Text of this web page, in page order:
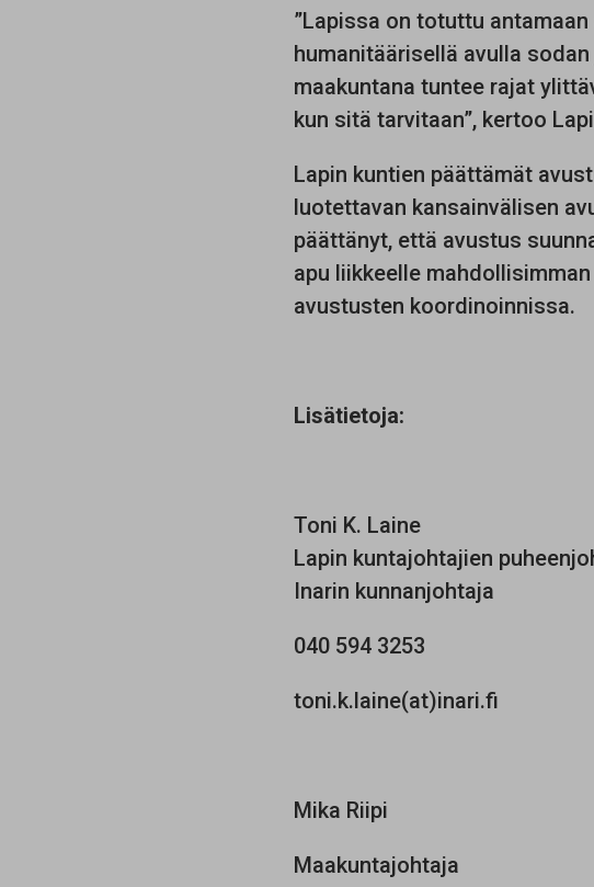
”Lapissa on totuttu
humanitäärisellä avulla
maakuntana tuntee rajat
kun sitä tarvitaan”, kertoo
Lapin kuntien päättämät
luotettavan kansainvälisen
päättänyt, että avustus
apu liikkeelle
avustusten koordinoinnissa.
Lisätietoja:
Toni K. Laine
Lapin kuntajohtajien
Inarin kunnanjohtaja
040 594 3253
toni.k.laine(at)inari.fi
Mika Riipi
Maakuntajohtaja